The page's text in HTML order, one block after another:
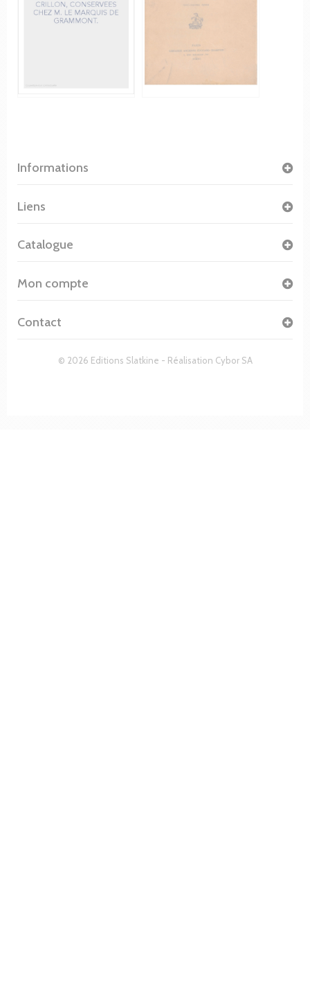
Informations
© 2026 Editions Slatkine - Réalisation Cybor SA
Liens
Catalogue
Mon compte
Contact